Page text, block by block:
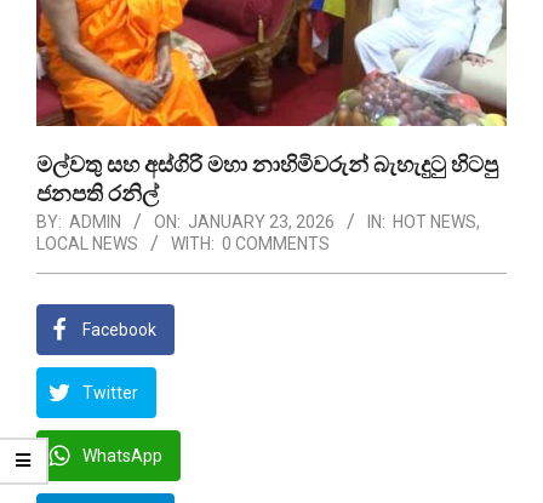
මල්වතු සහ අස්ගිරි මහා නාහිමිවරුන් බැහැදුටු හිටපු
ජනපති රනිල්
BY: ADMIN ON: JANUARY 23, 2026 IN: HOT NEWS,
LOCAL NEWS
WITH: 0 COMMENTS
Facebook
Twitter
WhatsApp